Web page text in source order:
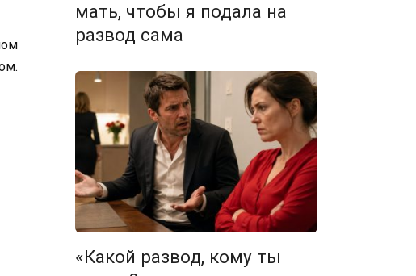
мать, чтобы я подала на
развод сама
«Какой развод, кому ты